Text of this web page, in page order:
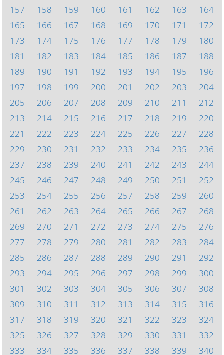
157
158 159 160 161 162 163
164
165
166 167 168 169 170 171
172
173
174 175 176 177 178 179
180
181
182 183 184 185 186 187
188
189
190 191 192 193 194 195
196
197
198 199 200 201 202 203
204
205
206 207 208 209 210 211
212
213
214 215 216 217 218 219
220
221
222 223 224 225 226 227
228
229
230 231 232 233 234 235
236
237
238 239 240 241 242 243
244
245
246 247 248 249 250 251
252
253
254 255 256 257 258 259
260
261
262 263 264 265 266 267
268
269
270 271 272 273 274 275
276
277
278 279 280 281 282 283
284
285
286 287 288 289 290 291
292
293
294 295 296 297 298 299
300
301
302 303 304 305 306 307
308
309
310 311 312 313 314 315
316
317
318 319 320 321 322 323
324
325
326 327 328 329 330 331
332
333
334 335 336 337 338 339 340